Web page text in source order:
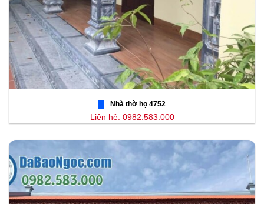
Nhà thờ họ 4752
Liên hệ: 0982.583.000